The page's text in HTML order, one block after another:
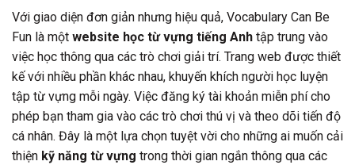
Với giao diện đơn giản nhưng hiệu quả, Vocabulary Can Be
Fun là một website học từ vựng tiếng Anh tập trung vào
việc học thông qua các trò chơi giải trí. Trang web được thiết
kế với nhiều phần khác nhau, khuyến khích người học luyện
tập từ vựng mỗi ngày. Việc đăng ký tài khoản miễn phí cho
phép bạn tham gia vào các trò chơi thú vị và theo dõi tiến độ
cá nhân. Đây là một lựa chọn tuyệt vời cho những ai muốn cải
thiện kỹ năng từ vựng trong thời gian ngắn thông qua các